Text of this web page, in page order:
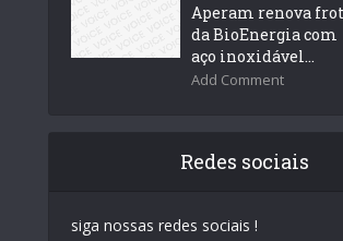
Aperam renova
da BioEnergia com
aço inoxidável...
Add Comment
Redes sociais
siga nossas redes sociais !